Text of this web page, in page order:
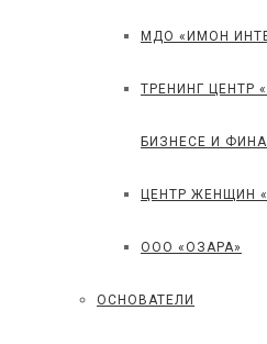
МДО «ИМОН
ТРЕНИНГ ЦЕНТР
БИЗНЕСЕ И
ЦЕНТР ЖЕНЩИН
ООО «ОЗАРА»
ОСНОВАТЕЛИ